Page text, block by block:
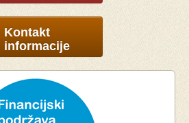
Kontakt
informacije